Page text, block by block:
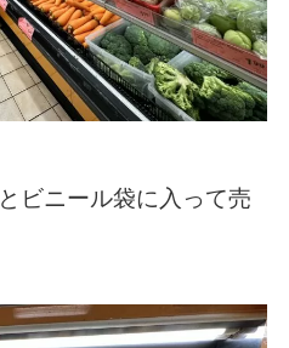
ビニール袋に入って売